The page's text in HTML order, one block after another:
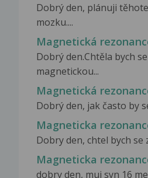
Dobrý den, plánuji
mozku....
Magnetická
Dobrý den.Chtěla bych
magnetickou...
Magnetická
Dobrý den, jak často by
Magneticka
Dobry den, chtel bych
Magneticka
dobry den, muj syn 16